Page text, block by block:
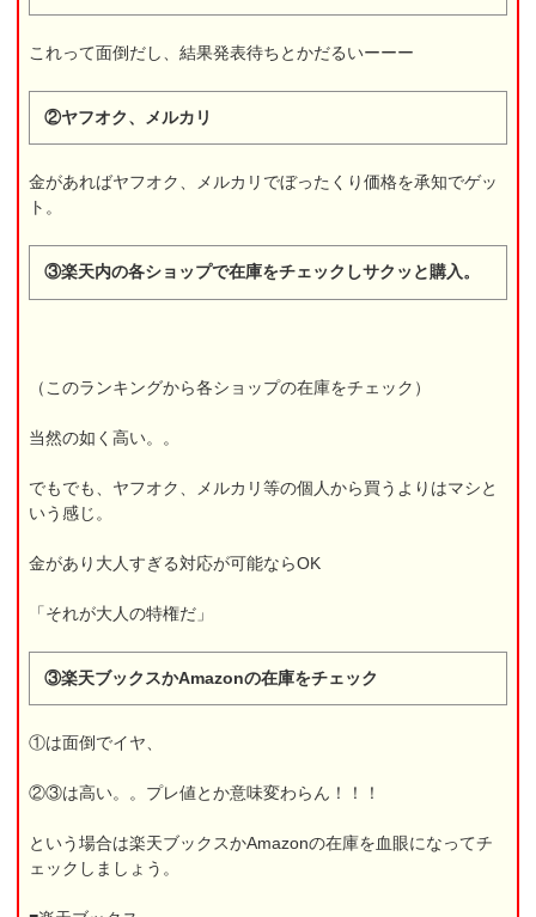
これって面倒だし、結果発表待ちとかだるいーーー
②ヤフオク、メルカリ
金があればヤフオク、メルカリでぼったくり価格を承知でゲッ
ト。
③楽天内の各ショップで在庫をチェックしサクッと購入。
（このランキングから各ショップの在庫をチェック）
当然の如く高い。。
でもでも、ヤフオク、メルカリ等の個人から買うよりはマシと
いう感じ。
金があり大人すぎる対応が可能ならOK
「それが大人の特権だ」
③楽天ブックスかAmazonの在庫をチェック
①は面倒でイヤ、
②③は高い。。プレ値とか意味変わらん！！！
という場合は楽天ブックスかAmazonの在庫を血眼になってチ
ェックしましょう。